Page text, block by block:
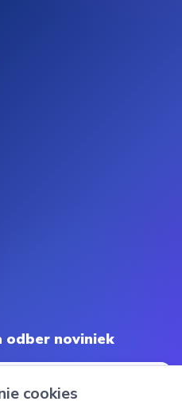
odber noviniek
cookies